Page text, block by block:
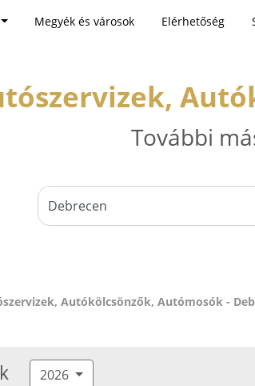
Megyék és városok Elérhetőség
További
Autókölcsönzők, Autómosók -
2026